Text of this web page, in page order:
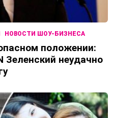
НОВОСТИ ШОУ-БИЗНЕСА
положении:
Зеленский неудачно